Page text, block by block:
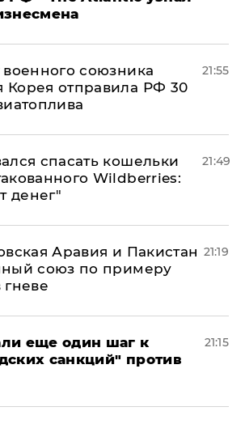
военного союзника
отправила РФ 30
21:55
спасать кошельки
Wildberries:
денег"
21:49
Аравия и Пакистан
союз по примеру
21:19
еще один шаг к
санкций" против
21:15